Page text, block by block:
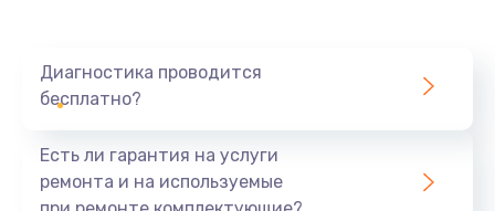
Заказать
Диагностика проводится
бесплатно?
Есть ли гарантия на услуги
ремонта и на используемые